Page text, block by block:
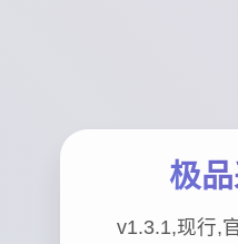
极
v1.3.1,现行,